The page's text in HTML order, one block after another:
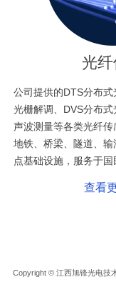
光
公司提供的DTS分布
光栅解调、DVS分布
声波测量等各类光纤
地铁、桥梁、隧道、
点基础设施，服务于国
查看
Copyright © 江西旭锋光电技